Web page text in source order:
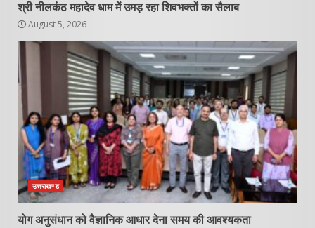
श्री नीलकंठ महादेव धाम में उमड़ रहा शिवभक्तों का सैलाब
August 5, 2026
उत्तराखण्ड
योग अनुसंधान को वैज्ञानिक आधार देना समय की आवश्यकता